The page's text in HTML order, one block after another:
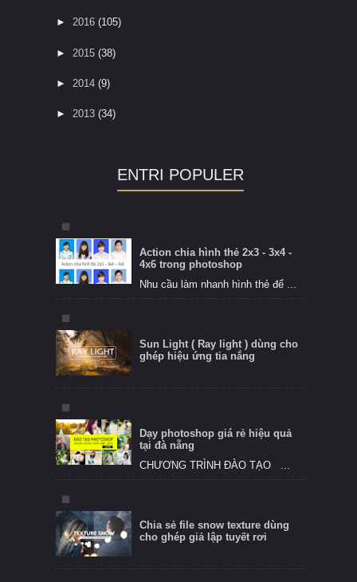
► 2016 (105)
► 2015 (38)
► 2014 (9)
► 2013 (34)
ENTRI POPULER
Action chia hình thẻ 2x3 - 3x4 -
4x6 trong photoshop
Nhu cầu làm nhanh hình thẻ để ...
Sun Light ( Ray light ) dùng cho
ghép hiệu ứng tia nắng
Dạy photoshop giá rẻ hiệu quả
tại đà nẵng
CHƯƠNG TRÌNH ĐÀO TẠO ...
Chia sẻ file snow texture dùng
cho ghép giả lập tuyết rơi